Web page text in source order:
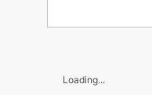
Loading...